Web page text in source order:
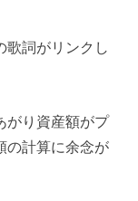
歌詞がリンクし
がり資産額がプ
の計算に余念が